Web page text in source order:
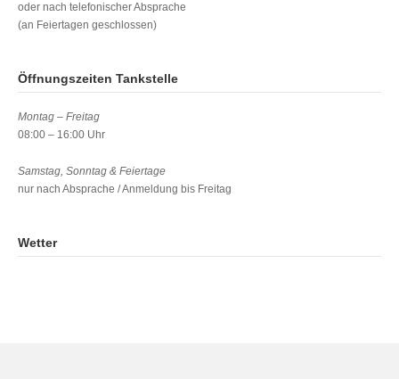
oder nach telefonischer Absprache
(an Feiertagen geschlossen)
Öffnungszeiten Tankstelle
Montag – Freitag
08:00 – 16:00 Uhr
Samstag, Sonntag & Feiertage
nur nach Absprache / Anmeldung bis Freitag
Wetter